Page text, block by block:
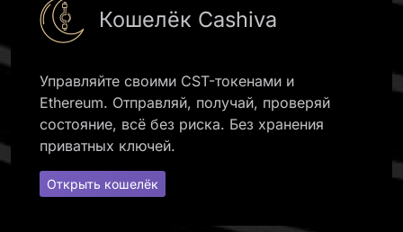
Кошелёк Cashiva
Управляйте своими CST-токенами и
Ethereum. Отправляй, получай, проверяй
состояние, всё без риска. Без хранения
приватных ключей.
Открыть кошелёк